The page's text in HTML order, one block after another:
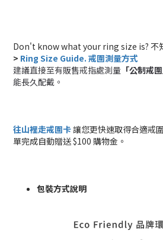
Don't know what your ring size is? 不
> Ring Size Guide. 戒圍測量方式
建議直接至有販售戒指處測量 「公制戒圍
能長久配戴。
往山裡走戒圍卡 讓您更快速取得合適戒
單完成自動贈送 $100 購物金。
包裝方式說明